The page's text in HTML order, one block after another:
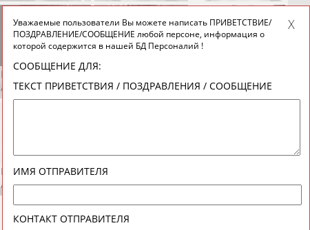
Екатерина
АБРАМОВА
Ирина
АБРАМОВА
АБРАМОВА
Иракли
АБРАМЯН
Осеп
АБРАМЯН
АБРАРОВ
Уважаемые пользователи Вы можете написать ПРИВЕТСТВИЕ/
ПОЗДРАВЛЕНИЕ/СООБЩЕНИЕ любой персоне, информация о
которой содержится в нашей БД Персоналий !
СООБЩЕНИЕ ДЛЯ:
ТЕКСТ ПРИВЕТСТВИЯ / ПОЗДРАВЛЕНИЯ / СООБЩЕНИЕ
ИМЯ ОТПРАВИТЕЛЯ
КОНТАКТ ОТПРАВИТЕЛЯ